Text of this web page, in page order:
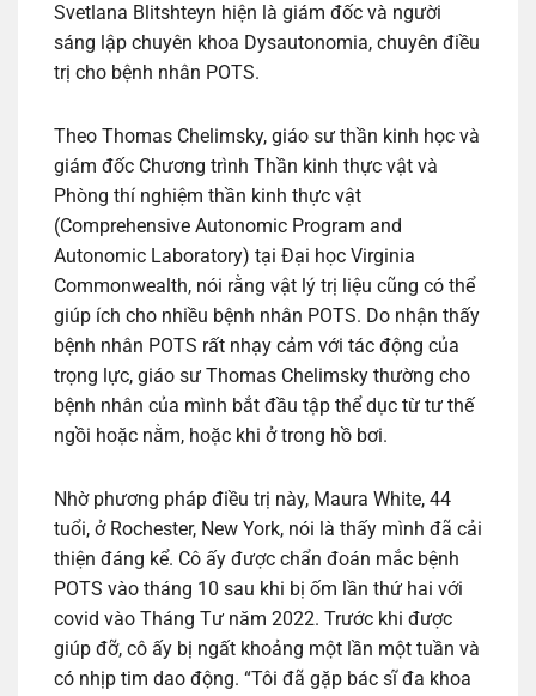
Svetlana Blitshteyn hiện là giám đốc và người
sáng lập chuyên khoa Dysautonomia, chuyên điều
trị cho bệnh nhân POTS.
Theo Thomas Chelimsky, giáo sư thần kinh học và
giám đốc Chương trình Thần kinh thực vật và
Phòng thí nghiệm thần kinh thực vật
(Comprehensive Autonomic Program and
Autonomic Laboratory) tại Đại học Virginia
Commonwealth, nói rằng vật lý trị liệu cũng có thể
giúp ích cho nhiều bệnh nhân POTS. Do nhận thấy
bệnh nhân POTS rất nhạy cảm với tác động của
trọng lực, giáo sư Thomas Chelimsky thường cho
bệnh nhân của mình bắt đầu tập thể dục từ tư thế
ngồi hoặc nằm, hoặc khi ở trong hồ bơi.
Nhờ phương pháp điều trị này, Maura White, 44
tuổi, ở Rochester, New York, nói là thấy mình đã cải
thiện đáng kể. Cô ấy được chẩn đoán mắc bệnh
POTS vào tháng 10 sau khi bị ốm lần thứ hai với
covid vào Tháng Tư năm 2022. Trước khi được
giúp đỡ, cô ấy bị ngất khoảng một lần một tuần và
có nhịp tim dao động. “Tôi đã gặp bác sĩ đa khoa